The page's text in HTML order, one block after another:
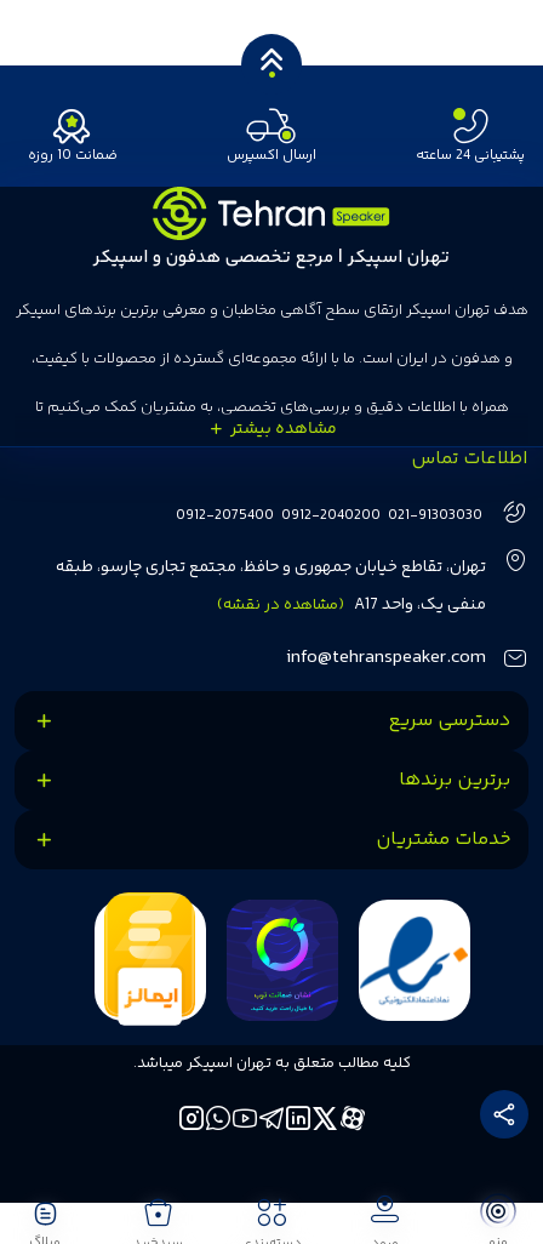
پشتیبانی 24 ساعته ارسال اکسپرس ضمانت 10 روزه
تهران اسپیکر | مرجع تخصصی هدفون و اسپیکر
هدف تهران اسپیکر ارتقای سطح آگاهی مخاطبان و معرفی برترین برندهای اسپیکر
و هدفون در ایران است. ما با ارائه مجموعه‌ای گسترده از محصولات با کیفیت،
همراه با اطلاعات دقیق و بررسی‌های تخصصی، به مشتریان کمک می‌کنیم تا
انتخاب‌های درست و هوشمندانه‌ای داشته باشند. تهران اسپیکر با تجربه‌ای بیش از
هفت سال در این زمینه، بر ایجاد تجربه خریدی آسان، سریع و مطمئن تمرکز دارد تا
مشتریان بتوانند با خیالی آسوده از انتخاب خود لذت ببرند. ما به رضایت و اعتماد
مشتریان اهمیت می‌دهیم و همواره در تلاشیم تا بهترین‌ها را برای آن‌ها فراهم
کنیم.
اطلاعات تماس
021-91303030
0912-2040200
0912-2075400
تهران، تقاطع خیابان جمهوری و حافظ، مجتمع تجاری چارسو، طبقه
منفی یک، واحد A17
(مشاهده در نقشه)
info@tehranspeaker.com
دسترسی سریع
برترین برندها
خدمات مشتریان
کلیه مطالب متعلق به تهران اسپیکر میباشد.